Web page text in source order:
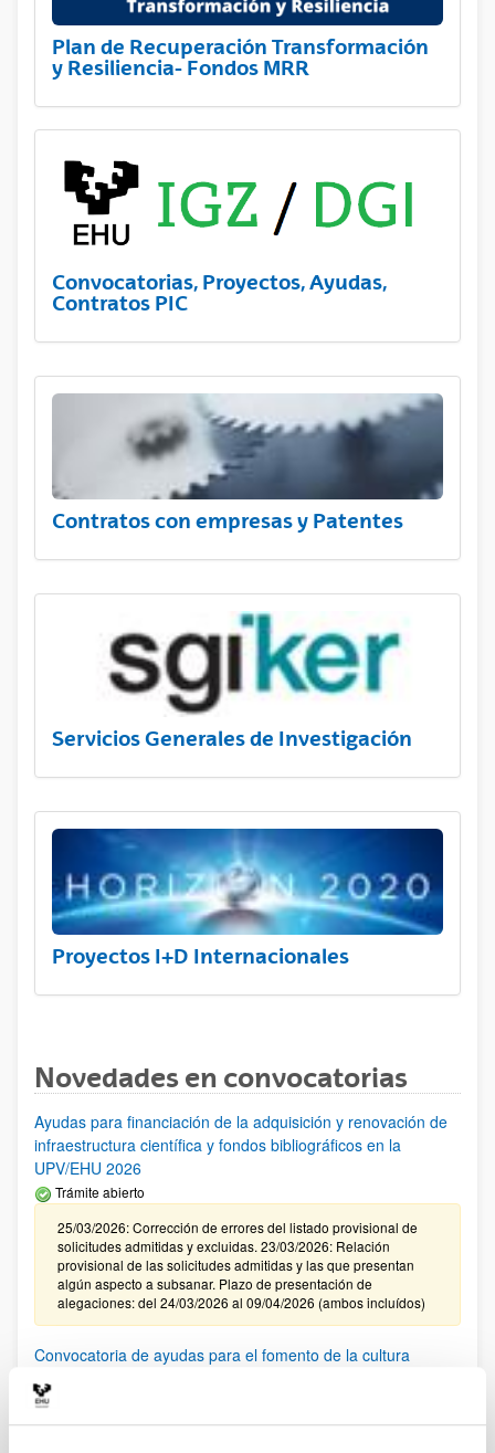
Plan de Recuperación Transformación
y Resiliencia- Fondos MRR
Convocatorias, Proyectos, Ayudas,
Contratos PIC
Contratos con empresas y Patentes
Servicios Generales de Investigación
Proyectos I+D Internacionales
Novedades en convocatorias
Ayudas para financiación de la adquisición y renovación de
infraestructura científica y fondos bibliográficos en la
UPV/EHU 2026
Trámite abierto
25/03/2026: Corrección de errores del listado provisional de
solicitudes admitidas y excluidas. 23/03/2026: Relación
provisional de las solicitudes admitidas y las que presentan
algún aspecto a subsanar. Plazo de presentación de
alegaciones: del 24/03/2026 al 09/04/2026 (ambos incluídos)
Convocatoria de ayudas para el fomento de la cultura